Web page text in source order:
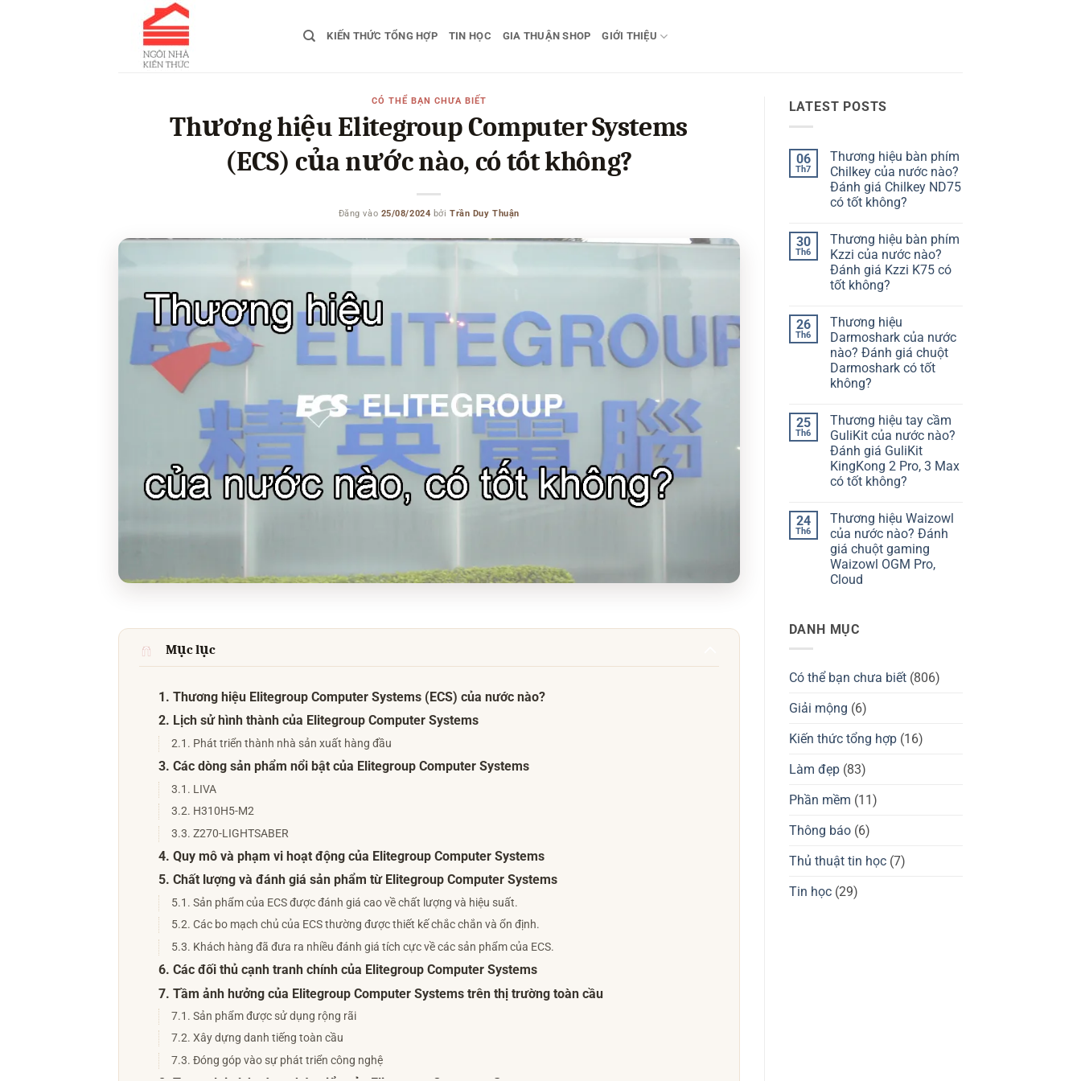
KIẾN THỨC TỔNG HỢP TIN HỌC GIA THUẬN SHOP GIỚI THIỆU
CÓ THỂ BẠN CHƯA BIẾT
Thương hiệu Elitegroup Computer Systems
(ECS) của nước nào, có tốt không?
Đăng vào 25/08/2024 bởiTrần Duy Thuận
Mục lục
1. Thương hiệu Elitegroup Computer Systems (ECS) của nước nào?
2. Lịch sử hình thành của Elitegroup Computer Systems
2.1. Phát triển thành nhà sản xuất hàng đầu
3. Các dòng sản phẩm nổi bật của Elitegroup Computer Systems
3.1. LIVA
3.2. H310H5-M2
3.3. Z270-LIGHTSABER
4. Quy mô và phạm vi hoạt động của Elitegroup Computer Systems
5. Chất lượng và đánh giá sản phẩm từ Elitegroup Computer Systems
5.1. Sản phẩm của ECS được đánh giá cao về chất lượng và hiệu suất.
5.2. Các bo mạch chủ của ECS thường được thiết kế chắc chắn và ổn định.
5.3. Khách hàng đã đưa ra nhiều đánh giá tích cực về các sản phẩm của ECS.
6. Các đối thủ cạnh tranh chính của Elitegroup Computer Systems
7. Tầm ảnh hưởng của Elitegroup Computer Systems trên thị trường toàn cầu
7.1. Sản phẩm được sử dụng rộng rãi
7.2. Xây dựng danh tiếng toàn cầu
7.3. Đóng góp vào sự phát triển công nghệ
LATEST POSTS
06
Th7
Thương hiệu bàn phím
Chilkey của nước nào?
Đánh giá Chilkey ND75
có tốt không?
bình
luận
ở
Thương
hiệu
bàn
của
nước
nào?
Đánh
giá
Chilkey
ND75
không?
30
Th6
Thương hiệu bàn phím
Kzzi của nước nào?
Đánh giá Kzzi K75 có
tốt không?
bình
luận
ở
Thương
hiệu
bàn
phím
nước
nào?
Đánh
giá
Kzzi
K75
có
tốt
26
Th6
Thương hiệu
Darmoshark của nước
nào? Đánh giá chuột
Darmoshark có tốt
không?
bình
luận
ở
Thương
hiệu
Darmoshark
của
Đánh
giá
chuột
Darmoshark
có
tốt
không?
25
Th6
Thương hiệu tay cầm
GuliKit của nước nào?
Đánh giá GuliKit
KingKong 2 Pro, 3 Max
có tốt không?
bình
luận
ở
Thương
hiệu
tay
cầm
nào?
Đánh
2
Pro,
Max
có
không?
24
Th6
Thương hiệu Waizowl
của nước nào? Đánh
giá chuột gaming
Waizowl OGM Pro,
Cloud
luận
ở
của
Đánh
gaming
OGM
Pro,
DANH MỤC
Có thể bạn chưa biết(806)
Giải mộng (6)
Kiến thức tổng hợp(16)
Làm đẹp(83)
Phần mềm (11)
Thông báo(6)
Thủ thuật tin học(7)
Tin học(29)